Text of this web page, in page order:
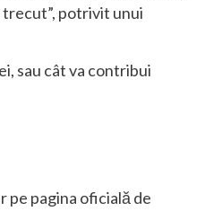
trecut”, potrivit unui
sau cât va contribui
pe pagina oficială de